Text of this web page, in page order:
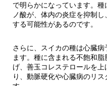
で明らかになっています。
ノ酸が、体内の炎症を抑制
する可能性があるのです。
さらに、スイカの種は心臓
ます。種に含まれる不飽和
げ、善玉コレステロールを
り、動脈硬化や心臓病のリ